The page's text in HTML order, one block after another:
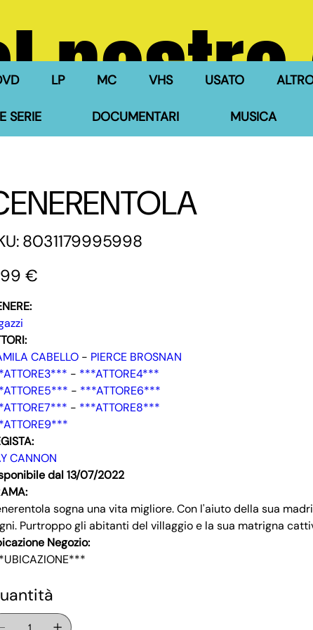
LP MC VHS USATO
SERIE DOCUMENTARI MUSICA
SKU
8031179995998
8031179995998
€
CABELLO - PIERCE BROSNAN
- ***ATTORE4***
- ***ATTORE6***
- ***ATTORE8***
CANNON
dal 13/07/2022
sogna una vita migliore. Con l'aiuto della sua
Purtroppo gli abitanti del villaggio e la sua matrigna
Negozio: